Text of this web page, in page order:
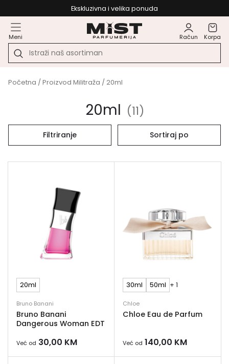
Ekskluzivna i velika ponuda
Meni Račun Korpa
Početna / Proizvod Militraža / 20ml
20ml (11)
Filtriranje Sortiraj po
20ml
Bruno Banani
Bruno Banani
Dangerous Woman EDT
Već od 30,00 KM
30ml 50ml + 1
Chloe
Chloe Eau de Parfum
Već od 140,00 KM